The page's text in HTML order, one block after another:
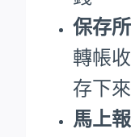
保存
轉帳
存下來
馬上